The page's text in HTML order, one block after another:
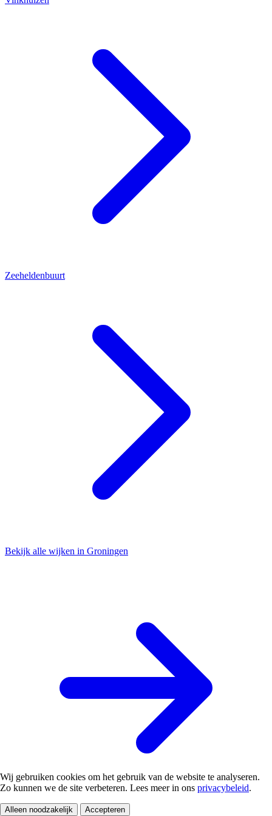
Zeeheldenbuurt
Bekijk alle wijken in Groningen
Wij gebruiken cookies om het gebruik van de website te analyseren.
Zo kunnen we de site verbeteren. Lees meer in ons privacybeleid.
Alleen noodzakelijk Accepteren